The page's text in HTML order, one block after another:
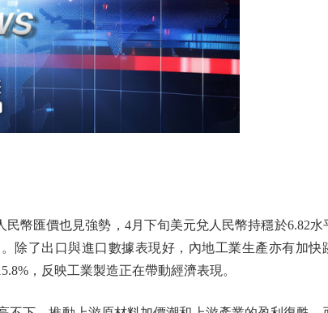
幣匯價也見強勢，4月下旬美元兌人民幣持穩於6.82水
除了出口與進口數據表現好，內地工業生產亦有加快
，反映工業製造正在帶動經濟表現。